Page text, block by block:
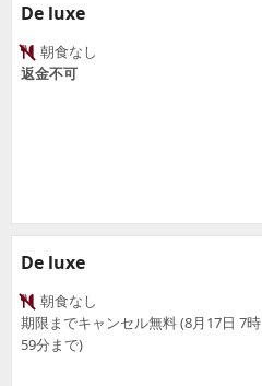
De luxe
朝食なし
返金不可
De luxe
朝食なし
期限までキャンセル無料 (8月17日 7時
59分まで)